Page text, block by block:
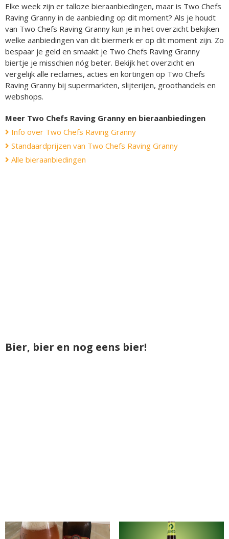
Elke week zijn er talloze bieraanbiedingen, maar is Two Chefs
Raving Granny in de aanbieding op dit moment? Als je houdt
van Two Chefs Raving Granny kun je in het overzicht bekijken
welke aanbiedingen van dit biermerk er op dit moment zijn. Zo
bespaar je geld en smaakt je Two Chefs Raving Granny
biertje je misschien nóg beter. Bekijk het overzicht en
vergelijk alle reclames, acties en kortingen op Two Chefs
Raving Granny bij supermarkten, slijterijen, groothandels en
webshops.
Meer Two Chefs Raving Granny en bieraanbiedingen
Info over Two Chefs Raving Granny
Standaardprijzen van Two Chefs Raving Granny
Alle bieraanbiedingen
Bier, bier en nog eens bier!